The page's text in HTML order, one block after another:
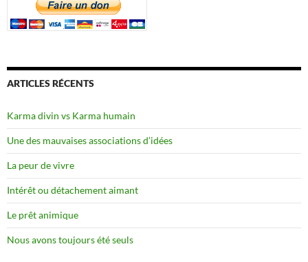
ARTICLES RÉCENTS
Karma divin vs Karma humain
Une des mauvaises associations d’idées
La peur de vivre
Intérêt ou détachement aimant
Le prêt animique
Nous avons toujours été seuls